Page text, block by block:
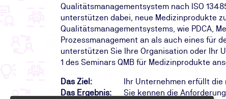
Qualitätsmanagementsystem nach ISO
unterstützen dabei, neue Medizinprodukte
Qualitätsmanagementsystems, wie PDCA,
Prozessmanagement an als auch eines für
unterstützen Sie Ihre Organisation oder Ihr
1 des Seminars QMB für Medizinprodukte
Das Ziel:
Ihr Unternehmen erfüllt
Das Ergebnis:
Sie kennen die